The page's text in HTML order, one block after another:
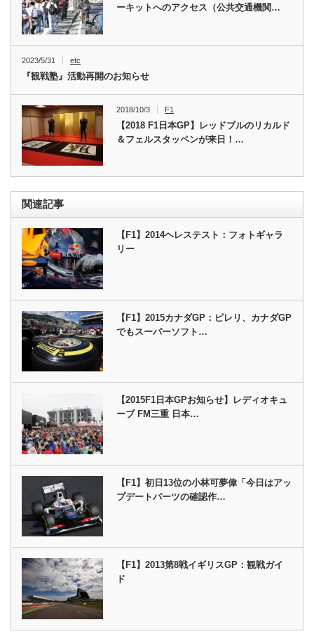
ーキットへのアクセス（公共交通機関…
2023/5/31 etc
『観戦塾』活動再開のお知らせ
2018/10/3 F1
【2018 F1日本GP】レッドブルのリカルド
＆フェルスタッペンが来日！…
関連記事
【F1】2014ヘレステスト：フォトギャラ
リー
【F1】2015カナダGP：ピレリ、カナダGP
でもスーパーソフト…
【2015F1日本GPお知らせ】レディオキュ
ーブ FM三重 日本…
【F1】初日13位の小林可夢偉「今日はアッ
プデートパーツの確認作…
【F1】2013第8戦イギリスGP：観戦ガイ
ド